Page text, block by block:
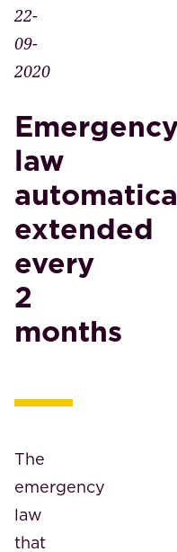
22-
09-
2020
law
extended
every
2
months
The
emergency
law
that